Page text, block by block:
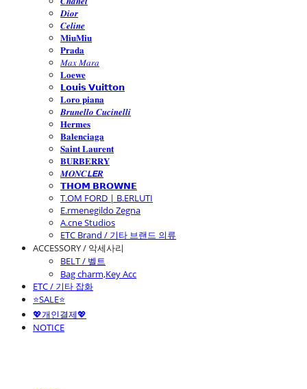
𝑫𝒊𝒐𝒓
𝑪𝒆𝒍𝒊𝒏𝒆
𝐌𝐢𝐮𝐌𝐢𝐮
𝐏𝐫𝐚𝐝𝐚
𝑀𝑎𝑥 𝑀𝑎𝑟𝑎
𝐋𝐨𝐞𝐰𝐞
𝗟𝗼𝘂𝗶𝘀 𝗩𝘂𝗶𝘁𝘁𝗼𝗻
𝐋𝐨𝐫𝐨 𝐩𝐢𝐚𝐧𝐚
𝑩𝒓𝒖𝒏𝒆𝒍𝒍𝒐 𝑪𝒖𝒄𝒊𝒏𝒆𝒍𝒍𝒊
𝐇𝐞𝐫𝐦𝐞𝐬
𝐁𝐚𝐥𝐞𝐧𝐜𝐢𝐚𝐠𝐚
𝐒𝐚𝐢𝐧𝐭 𝐋𝐚𝐮𝐫𝐞𝐧𝐭
𝐁𝐔𝐑𝐁𝐄𝐑𝐑𝐘
𝑴𝑶𝑵𝑪𝙇𝙀𝑹
𝗧𝗛𝗢𝗠 𝗕𝗥𝗢𝗪𝗡𝗘
T.OM FORD | B.ERLUTI
E.rmenegildo Zegna
A.cne Studios
ETC Brand / 기타 브랜드 의류
ACCESSORY / 악세사리
BELT / 벨트
Bag charm,Key Acc
ETC / 기타 잡화
⭐SALE⭐
💖개인결제💖
NOTICE